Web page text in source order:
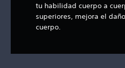
tu habilidad cuerpo a
superiores, mejora el
cuerpo.